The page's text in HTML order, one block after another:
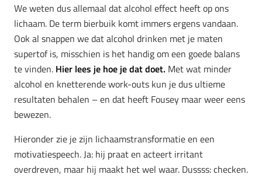
We weten dus allemaal dat alcohol effect heeft op ons
lichaam. De term bierbuik komt immers ergens vandaan.
Ook al snappen we dat alcohol drinken met je maten
supertof is, misschien is het handig om een goede balans
te vinden. Hier lees je hoe je dat doet. Met wat minder
alcohol en knetterende work-outs kun je dus ultieme
resultaten behalen – en dat heeft Fousey maar weer eens
bewezen.
Hieronder zie je zijn lichaamstransformatie en een
motivatiespeech. Ja: hij praat en acteert irritant
overdreven, maar hij maakt het wel waar. Dussss: checken.